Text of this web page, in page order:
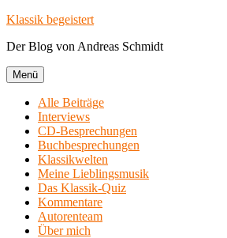
Zum
springen
Klassik begeistert
Der Blog von Andreas Schmidt
Menü
Alle Beiträge
Interviews
CD-Besprechungen
Buchbesprechungen
Klassikwelten
Meine Lieblingsmusik
Das Klassik-Quiz
Kommentare
Autorenteam
Über mich